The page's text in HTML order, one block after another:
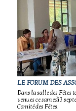
LE FORUM DES
Dans la salle des Fêtes
venues ce samedi 3
Comité des Fêtes.